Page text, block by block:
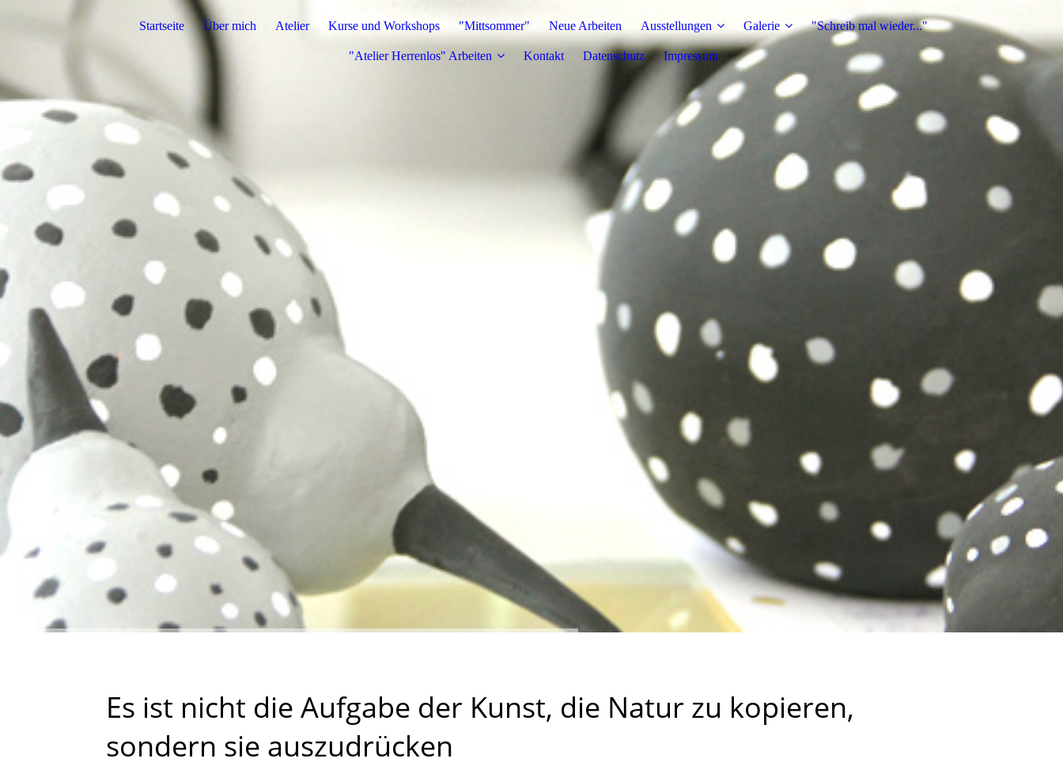
Startseite Über mich Atelier Kurse und Workshops "Mittsommer" Neue Arbeiten Ausstellungen Galerie "Schreib mal wieder..."
"Atelier Herrenlos" Arbeiten Kontakt Datenschutz Impressum
Es ist nicht die Aufgabe der Kunst, die Natur zu kopieren,
sondern sie auszudrücken